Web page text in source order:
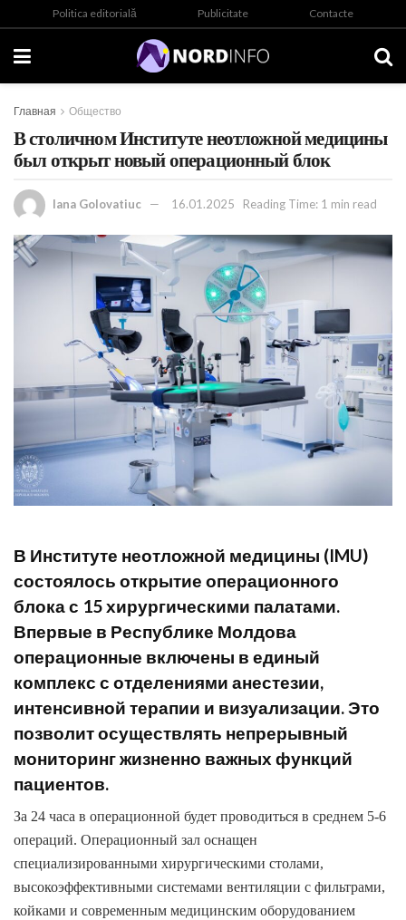
Politica editorială Publicitate Contacte
Главная Общество
В столичном Институте неотложной медицины
был открыт новый операционный блок
Iana Golovatiuc 16.01.2025 Reading Time: 1 min read
В Институте неотложной медицины (IMU)
состоялось открытие операционного
блока с 15 хирургическими палатами.
Впервые в Республике Молдова
операционные включены в единый
комплекс с отделениями анестезии,
интенсивной терапии и визуализации. Это
позволит осуществлять непрерывный
мониторинг жизненно важных функций
пациентов.
За 24 часа в операционной будет проводиться в среднем 5-6
операций. Операционный зал оснащен
специализированными хирургическими столами,
высокоэффективными системами вентиляции с фильтрами,
койками и современным медицинским оборудованием